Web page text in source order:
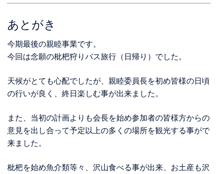
あとがき
今期最後の親睦事業です。
今回は念願の枇杷狩りバス旅行（日帰り）でした。
天候がとても心配でしたが、親睦委員長を初め皆様の日頃
の行いが良く、終日楽しむ事が出来ました。
また、当初の計画よりも会長を始め参加者の皆様方からの
意見を出し合って予定以上の多くの場所を観光する事がで
来ました。
枇杷を始め魚介類等々、沢山食べる事が出来、お土産も沢